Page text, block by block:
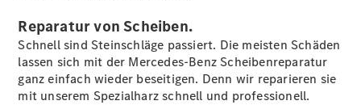
Reparatur von Scheiben.
Schnell sind Steinschläge passiert. Die meisten Schäden
lassen sich mit der Mercedes-Benz Scheibenreparatur
ganz einfach wieder beseitigen. Denn wir reparieren sie
mit unserem Spezialharz schnell und professionell.